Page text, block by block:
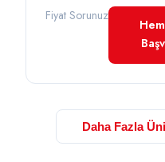
Fiyat Sorunuz
Daha Fazla